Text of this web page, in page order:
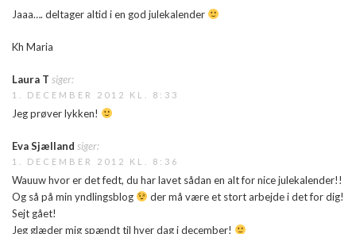
Jaaa…. deltager altid i en god julekalender
Kh Maria
Laura T siger:
1. DECEMBER 2012 KL. 8:33
Jeg prøver lykken!
Eva Sjælland siger:
1. DECEMBER 2012 KL. 8:36
Wauuw hvor er det fedt, du har lavet sådan en alt for nice julekalender!!
Og så på min yndlingsblog
der må være et stort arbejde i det for dig!
Sejt gået!
Jeg glæder mig spændt til hver dag i december!